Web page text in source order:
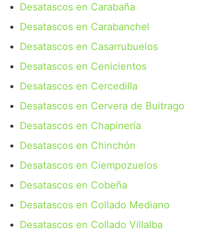
Desatascos en Carabaña
Desatascos en Carabanchel
Desatascos en Casarrubuelos
Desatascos en Cenicientos
Desatascos en Cercedilla
Desatascos en Cervera de Buitrago
Desatascos en Chapinería
Desatascos en Chinchón
Desatascos en Ciempozuelos
Desatascos en Cobeña
Desatascos en Collado Mediano
Desatascos en Collado Villalba